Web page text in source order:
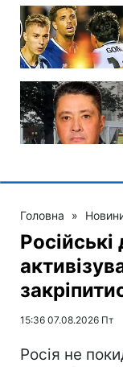
Головна »
15:36 07.08.2026 Пт
Росія не